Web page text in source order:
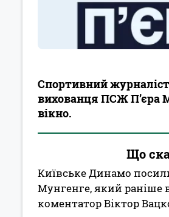
Спортивний
вихованця ПСЖ П’єра
вікно.
Що
Київське Динамо
Мунгенге, який раніше
коментатор Віктор